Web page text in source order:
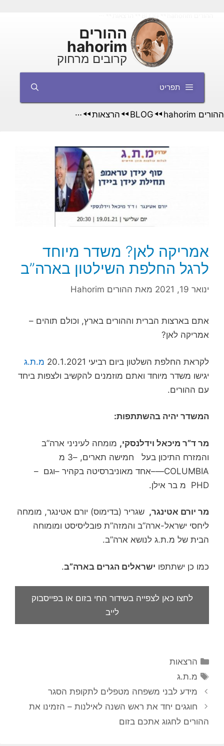
ההורים
hahorim
קרובים מרחוק
תפריט
ההורים hahorim ◄◄
BLOG
◄◄ הרצאות ◄◄
אמריקה לאן? משדר מיוחד
לרגל החלפת השילטון בארה”ב
ינואר 19, 2021 מאת ההורים Hahorim
אתם בארצות הברית וההורים בארץ, וכולם תוהים –
אמריקה לאן?
לקראת החלפת השלטון ביום רביעי 20.1.2021
מ.ת.ג
יגישו משדר מיוחד ואתם מוזמנים להקשיב ולצפות ביחד
עם ההורים.
המשדר יהיה בהשתתפות:
מר ד”ר מיכאל וידלנסקי, מומחה לעיניני ארה”ב
והמזרח התיכון בעל חמישה תארים, –3 מ
COLUMBIA—–אחד מאוניברסיטה בקהיר –וגם –
PHD מ בר אילן.
מר יורם אטינגר, שגריר (בדימוס) יורם אטינגר, מומחה
ליחסי ישראל-ארה”ב והמזה”ת פובליסיסט ומומוחה
הבית של מ.ת.ג לנושא ארה”ב.
כמו כן ישתתפו ישראלים הגרים בארה”ב.
לחצו כאן לצפייה בשידור החי בזום או בפייסבוק
לייב
קטגוריות
הרצאות
תגיות
מ.ת.ג
מידע לבני משפחה מטפלים לתקופת הסגר
חוגגים יחד את ראש השנה לאילנות – הזמינו את
ההורים לחגוג אתכם בזום